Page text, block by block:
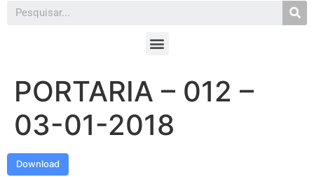
PORTARIA – 012 –
03-01-2018
Download